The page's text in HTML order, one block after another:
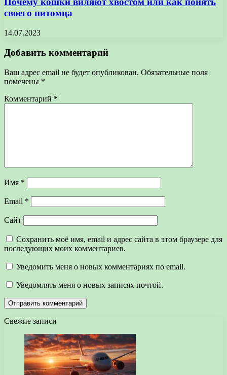
своего питомца
14.07.2023
Добавить комментарий
Ваш адрес email не будет опубликован. Обязательные поля
помечены *
Комментарий *
Имя *
Email *
Сайт
Сохранить моё имя, email и адрес сайта в этом браузере для
последующих моих комментариев.
Уведомить меня о новых комментариях по email.
Уведомлять меня о новых записях почтой.
Свежие записи